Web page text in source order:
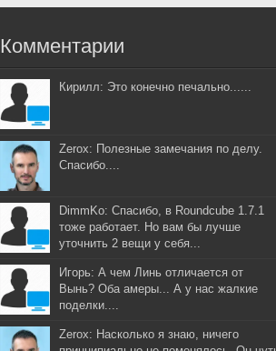
Комментарии
Кирилл: Это конечно печально......
Zerox: Полезные замечания по делу.
Спасибо....
DimmKo: Спасибо, в Roundcube 1.7.1
тоже работает. Но вам бы лучше
уточнить 2 вещи у себя...
Игорь: А чем Линь отличается от
Вынь? Оба амеры... А у нас жалкие
поделки....
Zerox: Насколько я знаю, ничего